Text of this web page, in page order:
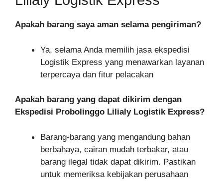
Apakah barang saya aman selama pengiriman?
Ya, selama Anda memilih jasa ekspedisi
Logistik Express yang menawarkan layanan
terpercaya dan fitur pelacakan
Apakah barang yang dapat dikirim dengan
Ekspedisi Probolinggo Lilialy Logistik Express?
Barang-barang yang mengandung bahan
berbahaya, cairan mudah terbakar, atau
barang ilegal tidak dapat dikirim. Pastikan
untuk memeriksa kebijakan perusahaan